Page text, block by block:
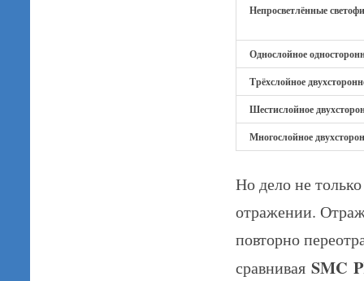
Непросветлённые
Однослойное
Трёхслойное
Шестислойное
Многослойное
Но дело не
отражении.
повторно
сравнивая SMC